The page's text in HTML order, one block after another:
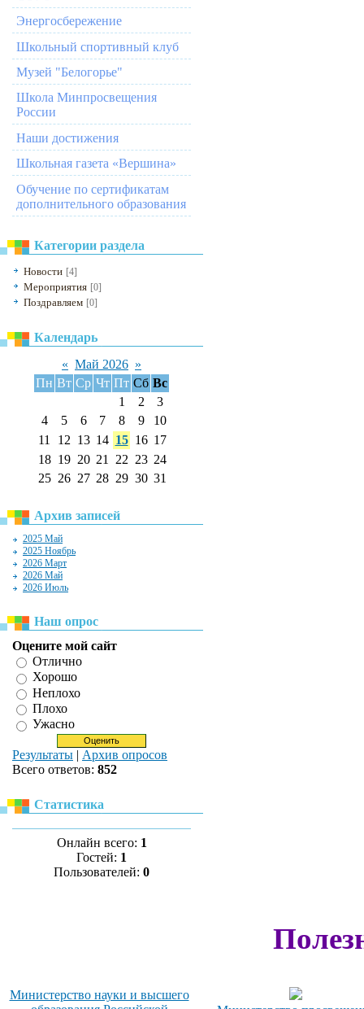
Энергосбережение
Школьный спортивный клуб
Музей "Белогорье"
Школа Минпросвещения
России
Наши достижения
Школьная газета «Вершина»
Обучение по сертификатам
дополнительного образования
Категории раздела
Новости [4]
Мероприятия [0]
Поздравляем [0]
Календарь
« Май 2026 »
Пн Вт Ср Чт Пт Сб Вс
1
2
3
4
5 6 7 8 9
10
11
12 13 14 15 16 17
18 19 20 21 22 23 24
25 26 27 28 29 30 31
Архив записей
2025 Май
2025 Ноябрь
2026 Март
2026 Май
2026 Июль
Наш опрос
Оцените мой сайт
Отлично
Хорошо
Неплохо
Плохо
Ужасно
Результаты | Архив опросов
Всего ответов: 852
Статистика
Онлайн всего: 1
Гостей: 1
Пользователей: 0
Министерство науки и высшего